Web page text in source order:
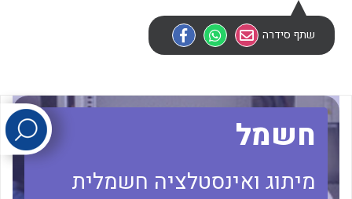
לכל מוצרי היצרן
שתף סידרה
חשמל
מיתוג ואינסטלציה חשמלית